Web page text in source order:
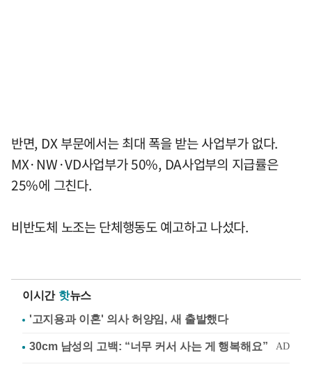
반면, DX 부문에서는 최대 폭을 받는 사업부가 없다.
MX·NW·VD사업부가 50%, DA사업부의 지급률은
25%에 그친다.
비반도체 노조는 단체행동도 예고하고 나섰다.
이시간 핫뉴스
'고지용과 이혼' 의사 허양임, 새 출발했다